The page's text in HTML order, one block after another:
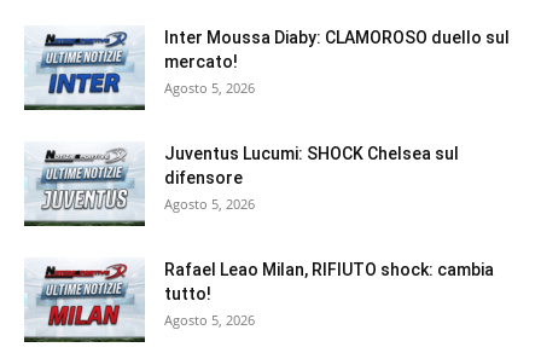
Inter Moussa Diaby: CLAMOROSO duello sul
mercato!
Agosto 5, 2026
Juventus Lucumi: SHOCK Chelsea sul
difensore
Agosto 5, 2026
Rafael Leao Milan, RIFIUTO shock: cambia
tutto!
Agosto 5, 2026